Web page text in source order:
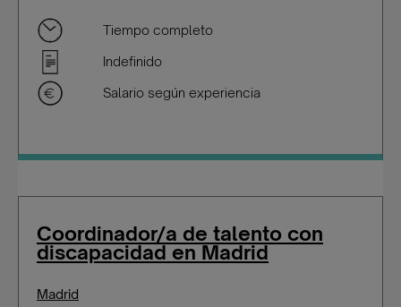
Tiempo completo
Indefinido
Salario según experiencia
Coordinador/a de talento con
discapacidad en Madrid
Madrid